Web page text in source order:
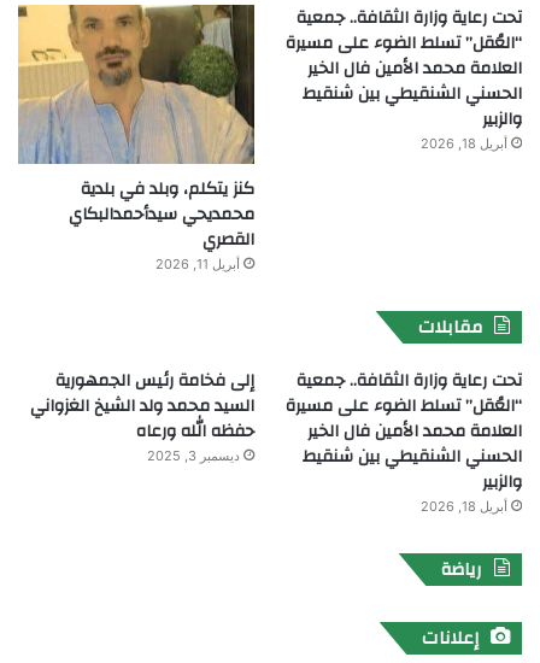
تحت رعاية وزارة الثقافة.. جمعية
“العُقل” تسلط الضوء على مسيرة
العلامة محمد الأمين فال الخير
الحسني الشنقيطي بين شنقيط
والزبير
أبريل 18, 2026
كنز يتكلم، وبلد في بلدية
محمديحي سيدأحمدالبكاي
القصري
أبريل 11, 2026
مقابلات
تحت رعاية وزارة الثقافة.. جمعية
“العُقل” تسلط الضوء على مسيرة
العلامة محمد الأمين فال الخير
الحسني الشنقيطي بين شنقيط
والزبير
أبريل 18, 2026
إلى فخامة رئيس الجمهورية
السيد محمد ولد الشيخ الغزواني
حفظه الله ورعاه
ديسمبر 3, 2025
رياضة
إعلانات